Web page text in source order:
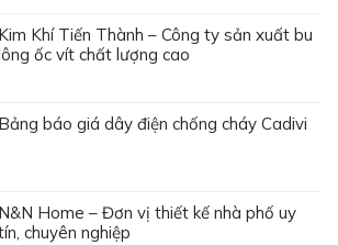
Kim Khí Tiến Thành – Công ty sản xuất bu
ốc vít chất lượng cao
Bảng báo giá dây điện chống cháy Cadivi
N&N Home – Đơn vị thiết kế nhà phố uy
chuyên nghiệp